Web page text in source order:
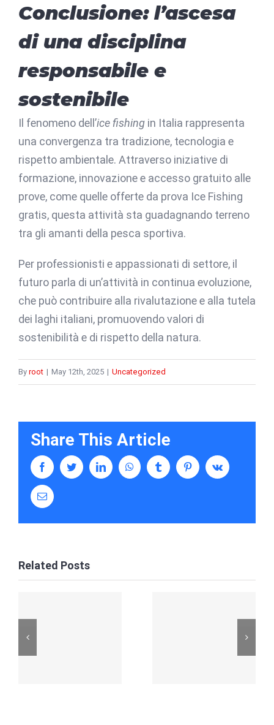
Conclusione: l’ascesa
di una disciplina
responsabile e
sostenibile
Il fenomeno dell’ice fishing in Italia rappresenta
una convergenza tra tradizione, tecnologia e
rispetto ambientale. Attraverso iniziative di
formazione, innovazione e accesso gratuito alle
prove, come quelle offerte da prova Ice Fishing
gratis, questa attività sta guadagnando terreno
tra gli amanti della pesca sportiva.
Per professionisti e appassionati di settore, il
futuro parla di un’attività in continua evoluzione,
che può contribuire alla rivalutazione e alla tutela
dei laghi italiani, promuovendo valori di
sostenibilità e di rispetto della natura.
By root | May 12th, 2025 | Uncategorized
Share This Article
facebooktwitter linkedin whatsapptumblr pinterestvk
Email
Related Posts